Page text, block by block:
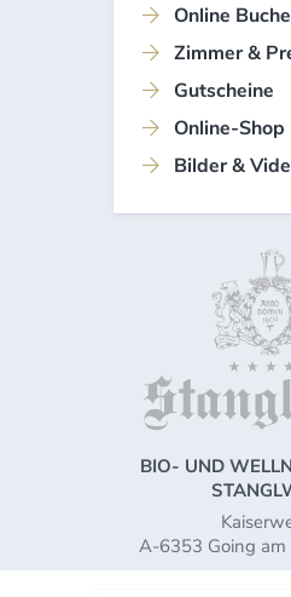
Online
Zimmer &
Gutscheine
Online-Shop
Bilder &
BIO- UND
A-6353 Going am